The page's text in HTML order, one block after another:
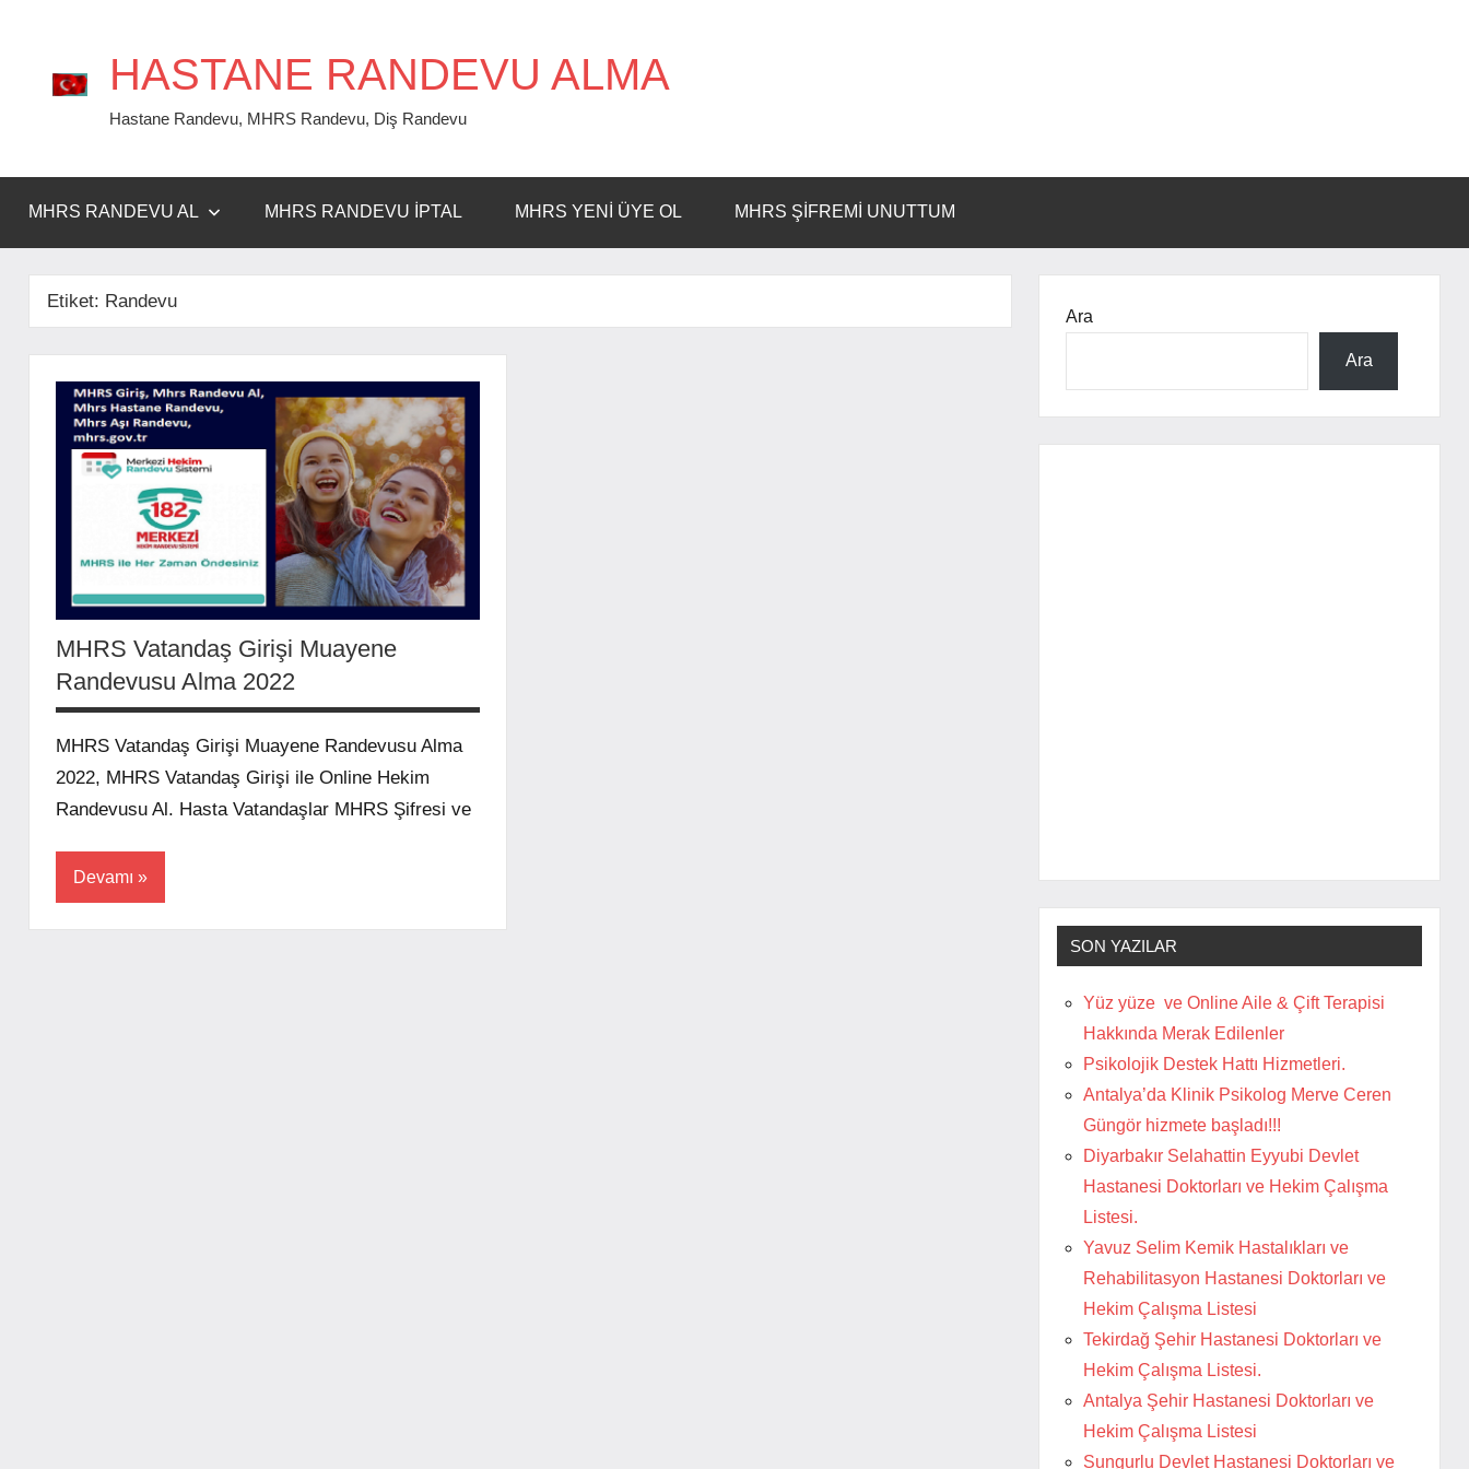
HASTANE RANDEVU ALMA
Hastane Randevu, MHRS Randevu, Diş Randevu
MHRS RANDEVU AL MHRS RANDEVU İPTAL MHRS YENI ÜYE OL MHRS ŞIFREMI UNUTTUM
Etiket: Randevu
MHRS Vatandaş Girişi Muayene
Randevusu Alma 2022
MHRS Vatandaş Girişi Muayene Randevusu Alma
2022, MHRS Vatandaş Girişi ile Online Hekim
Randevusu Al. Hasta Vatandaşlar MHRS Şifresi ve
Devamı
Ara
Ara
SON YAZILAR
Yüz yüze ve Online Aile & Çift Terapisi
Hakkında Merak Edilenler
Psikolojik Destek Hattı Hizmetleri.
Antalya’da Klinik Psikolog Merve Ceren
Güngör hizmete başladı!!!
Diyarbakır Selahattin Eyyubi Devlet
Hastanesi Doktorları ve Hekim Çalışma
Listesi.
Yavuz Selim Kemik Hastalıkları ve
Rehabilitasyon Hastanesi Doktorları ve
Hekim Çalışma Listesi
Tekirdağ Şehir Hastanesi Doktorları ve
Hekim Çalışma Listesi.
Antalya Şehir Hastanesi Doktorları ve
Hekim Çalışma Listesi
Sungurlu Devlet Hastanesi Doktorları ve